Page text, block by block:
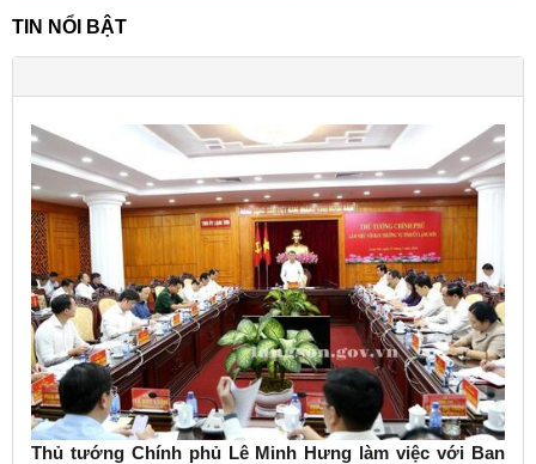
TIN NỔI BẬT
Thủ tướng Chính phủ Lê Minh Hưng làm việc với Ban